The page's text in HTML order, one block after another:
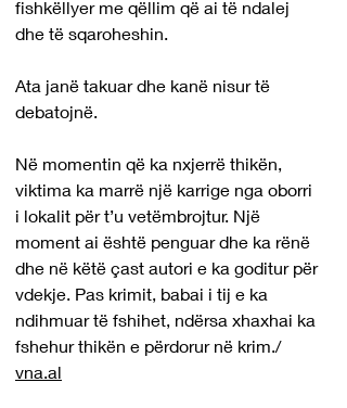
fishkëllyer me qëllim që ai të ndalej
dhe të sqaroheshin.
Ata janë takuar dhe kanë nisur të
debatojnë.
Në momentin që ka nxjerrë thikën,
viktima ka marrë një karrige nga oborri
i lokalit për t’u vetëmbrojtur. Një
moment ai është penguar dhe ka rënë
dhe në këtë çast autori e ka goditur për
vdekje. Pas krimit, babai i tij e ka
ndihmuar të fshihet, ndërsa xhaxhai ka
fshehur thikën e përdorur në krim./
vna.al